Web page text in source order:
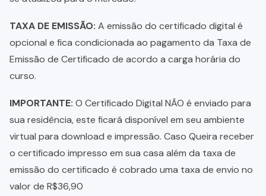
TAXA DE EMISSÃO: A emissão do certificado digital é
opcional e fica condicionada ao pagamento da Taxa de
Emissão de Certificado de acordo a carga horária do
curso.
IMPORTANTE: O Certificado Digital NÃO é enviado para
sua residência, este ficará disponível em seu ambiente
virtual para download e impressão. Caso Queira receber
o certificado impresso em sua casa além da taxa de
emissão do certificado é cobrado uma taxa de envio no
valor de R$36,90